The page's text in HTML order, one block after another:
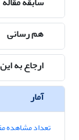
هم رسانی
ارجاع به
آمار
تعداد مشاهده